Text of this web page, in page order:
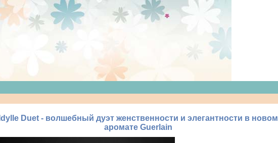
Idylle Duet - волшебный дуэт женственности и элегантности в новом
аромате Guerlain